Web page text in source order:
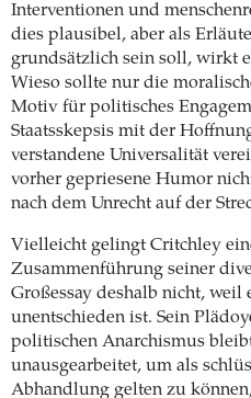
Interventionen und
dies plausibel, aber als
grundsätzlich sein soll, wirkt
Wieso sollte nur die
Motiv für politisches
Staatsskepsis mit der
verstandene Universalität
vorher gepriesene Humor
nach dem Unrecht auf der
Vielleicht gelingt Critchley
Zusammenführung seiner
Großessay deshalb nicht, weil
unentschieden ist. Sein
politischen Anarchismus
unausgearbeitet, um als
Abhandlung gelten zu